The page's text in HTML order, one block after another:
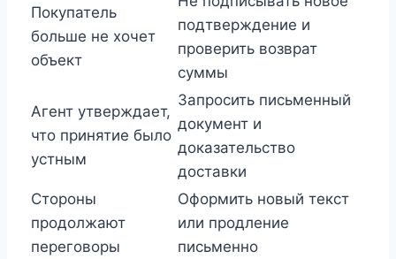
Покупатель
больше не хочет
объект
подтверждение и
проверить возврат
суммы
Агент утверждает,
что принятие было
устным
Запросить письменный
документ и
доказательство
доставки
Стороны
продолжают
переговоры
Оформить новый текст
или продление
письменно